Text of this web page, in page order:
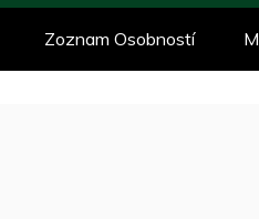
Zoznam Osobností